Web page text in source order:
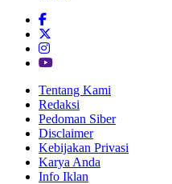
Tentang Kami
Redaksi
Pedoman Siber
Disclaimer
Kebijakan Privasi
Karya Anda
Info Iklan